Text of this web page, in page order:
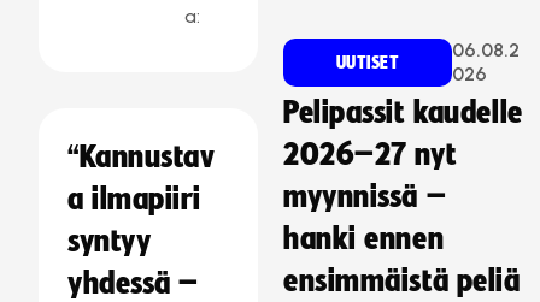
a:
“Kannustav
a ilmapiiri
syntyy
yhdessä –
UUTISET
06.08.2
026
Pelipassit kaudelle
2026–27 nyt
myynnissä –
hanki ennen
ensimmäistä peliä